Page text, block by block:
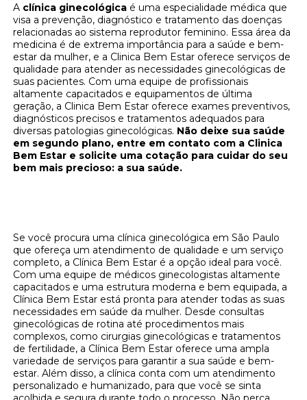
A clínica ginecológica é uma especialidade médica que
visa a prevenção, diagnóstico e tratamento das doenças
relacionadas ao sistema reprodutor feminino. Essa área da
medicina é de extrema importância para a saúde e bem-
estar da mulher, e a Clinica Bem Estar oferece serviços de
qualidade para atender as necessidades ginecológicas de
suas pacientes. Com uma equipe de profissionais
altamente capacitados e equipamentos de última
geração, a Clinica Bem Estar oferece exames preventivos,
diagnósticos precisos e tratamentos adequados para
diversas patologias ginecológicas. Não deixe sua saúde
em segundo plano, entre em contato com a Clinica
Bem Estar e solicite uma cotação para cuidar do seu
bem mais precioso: a sua saúde.
Se você procura uma clínica ginecológica em São Paulo
que ofereça um atendimento de qualidade e um serviço
completo, a Clínica Bem Estar é a opção ideal para você.
Com uma equipe de médicos ginecologistas altamente
capacitados e uma estrutura moderna e bem equipada, a
Clínica Bem Estar está pronta para atender todas as suas
necessidades em saúde da mulher. Desde consultas
ginecológicas de rotina até procedimentos mais
complexos, como cirurgias ginecológicas e tratamentos
de fertilidade, a Clínica Bem Estar oferece uma ampla
variedade de serviços para garantir a sua saúde e bem-
estar. Além disso, a clínica conta com um atendimento
personalizado e humanizado, para que você se sinta